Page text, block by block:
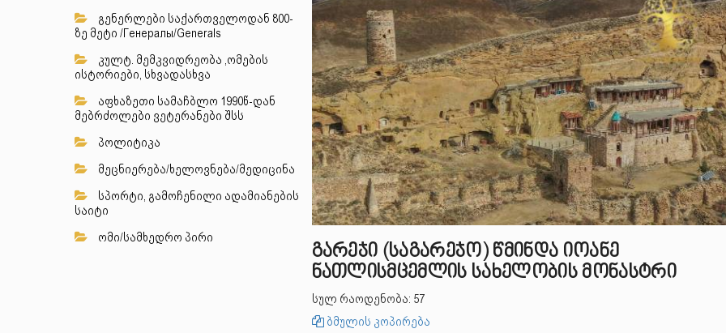
გენერლები საქართველოდან 800-
ზე მეტი /Генералы/Generals
კულტ. მემკვიდრეობა ,ომების
ისტორიები, სხვადასხვა
აფხაზეთი სამაჩბლო 1990წ-დან
მებრძოლები ვეტერანები შსს
პოლიტიკა
მეცნიერება/ხელოვნება/მედიცინა
სპორტი, გამოჩენილი ადამიანების
საიტი
ომი/სამხედრო პირი
გარეჯი (საგარეჯო) წმინდა იოანე
ნათლისმცემლის სახელობის მონასტრი
სულ რაოდენობა: 57
ბმულის კოპირება